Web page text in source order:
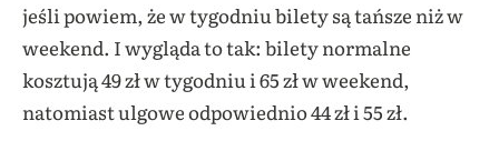
jeśli powiem, że w tygodniu bilety są tańsze niż w
weekend. I wygląda to tak: bilety normalne
kosztują 49 zł w tygodniu i 65 zł w weekend,
natomiast ulgowe odpowiednio 44 zł i 55 zł.